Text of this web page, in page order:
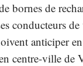
bornes de
conducteurs de
anticiper
centre-ville de